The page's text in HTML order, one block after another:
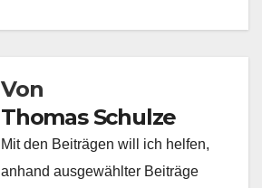
Von
Thomas Schulze
Mit den Beiträgen will ich helfen,
anhand ausgewählter Beiträge